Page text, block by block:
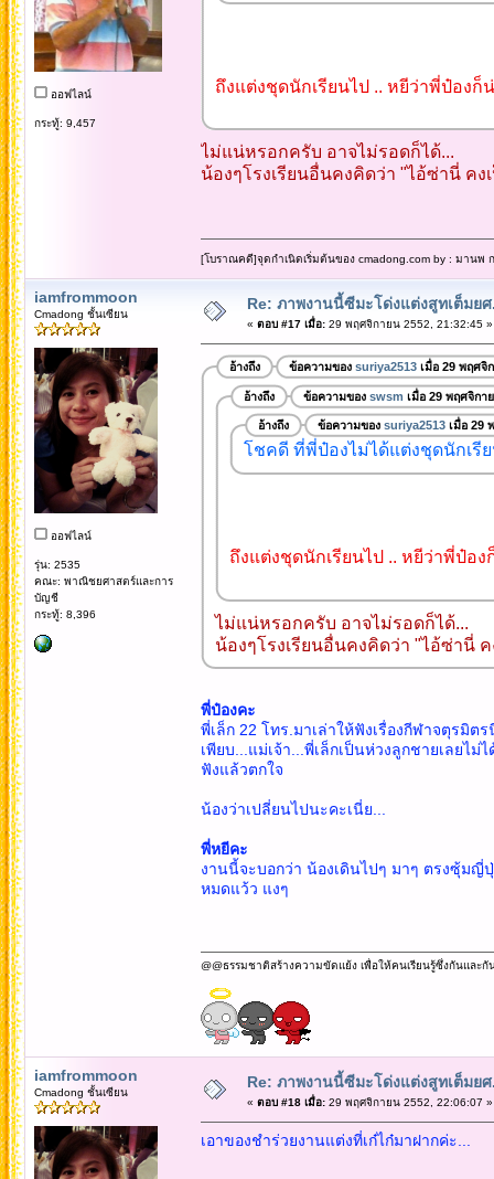
ออฟไลน์
กระทู้: 9,457
ถึงแต่งชุดนักเรียนไป .. หยีว่าพี่ป๋อง
ไม่แน่หรอกครับ อาจไม่รอดก็ได้...
น้องๆโรงเรียนอื่นคงคิดว่า "ไอ้ซ่านี่ ค
[โบราณคดี]จุดกำเนิดเริ่มต้นของ cmadong.com by : มานพ
iamfrommoon
Cmadong ชั้นเซียน
ออฟไลน์
รุ่น: 2535
คณะ: พาณิชยศาสตร์และการ
บัญชี
กระทู้: 8,396
Re: ภาพงานนี้ซีมะโด่งแต่งสูทเต็มย
« ตอบ #17 เมื่อ:29 พฤศจิกายน 2552, 21:32:45 »
อ้างถึง ข้อความของ suriya2513เมื่อ 29 พฤศจิ
อ้างถึง ข้อความของ swsm เมื่อ 29 พฤศจิกา
อ้างถึง ข้อความของ suriya2513เมื่อ 29
โชคดี ที่พี่ป๋องไม่ได้แต่งชุดนักเรี
ถึงแต่งชุดนักเรียนไป .. หยีว่าพี่ป๋
ไม่แน่หรอกครับ อาจไม่รอดก็ได้...
น้องๆโรงเรียนอื่นคงคิดว่า "ไอ้ซ่านี่
พี่ป๋องคะ
พี่เล็ก 22 โทร.มาเล่าให้ฟังเรื่องกีฬาจตุรมิ
เพียบ...แม่เจ้า...พี่เล็กเป็นห่วงลูกชายเลยไ
ฟังแล้วตกใจ
น้องว่าเปลี่ยนไปนะคะเนี่ย...
พี่หยีคะ
งานนี้จะบอกว่า น้องเดินไปๆ มาๆ ตรงซุ้มญี่
หมดแว้ว แงๆ
@@ธรรมชาติสร้างความขัดแย้ง เพื่อให้คนเรียนรู้ซึ่งกันและกั
iamfrommoon
Cmadong ชั้นเซียน
Re: ภาพงานนี้ซีมะโด่งแต่งสูทเต็มย
« ตอบ #18 เมื่อ:29 พฤศจิกายน 2552, 22:06:07 »
เอาของชำร่วยงานแต่งที่เก๋ไก๋มาฝากค่ะ...